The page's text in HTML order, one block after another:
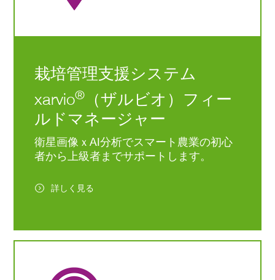
栽培管理支援システム
xarvio®
（ザルビオ）フィー
ルドマネージャー
衛星画像ｘAI分析でスマート農業の初心
者から上級者までサポートします。
詳しく見る